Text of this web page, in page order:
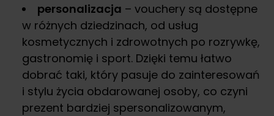
personalizacja – vouchery są dostępne
w różnych dziedzinach, od usług
kosmetycznych i zdrowotnych po rozrywkę,
gastronomię i sport. Dzięki temu łatwo
dobrać taki, który pasuje do zainteresowań
i stylu życia obdarowanej osoby, co czyni
prezent bardziej spersonalizowanym,